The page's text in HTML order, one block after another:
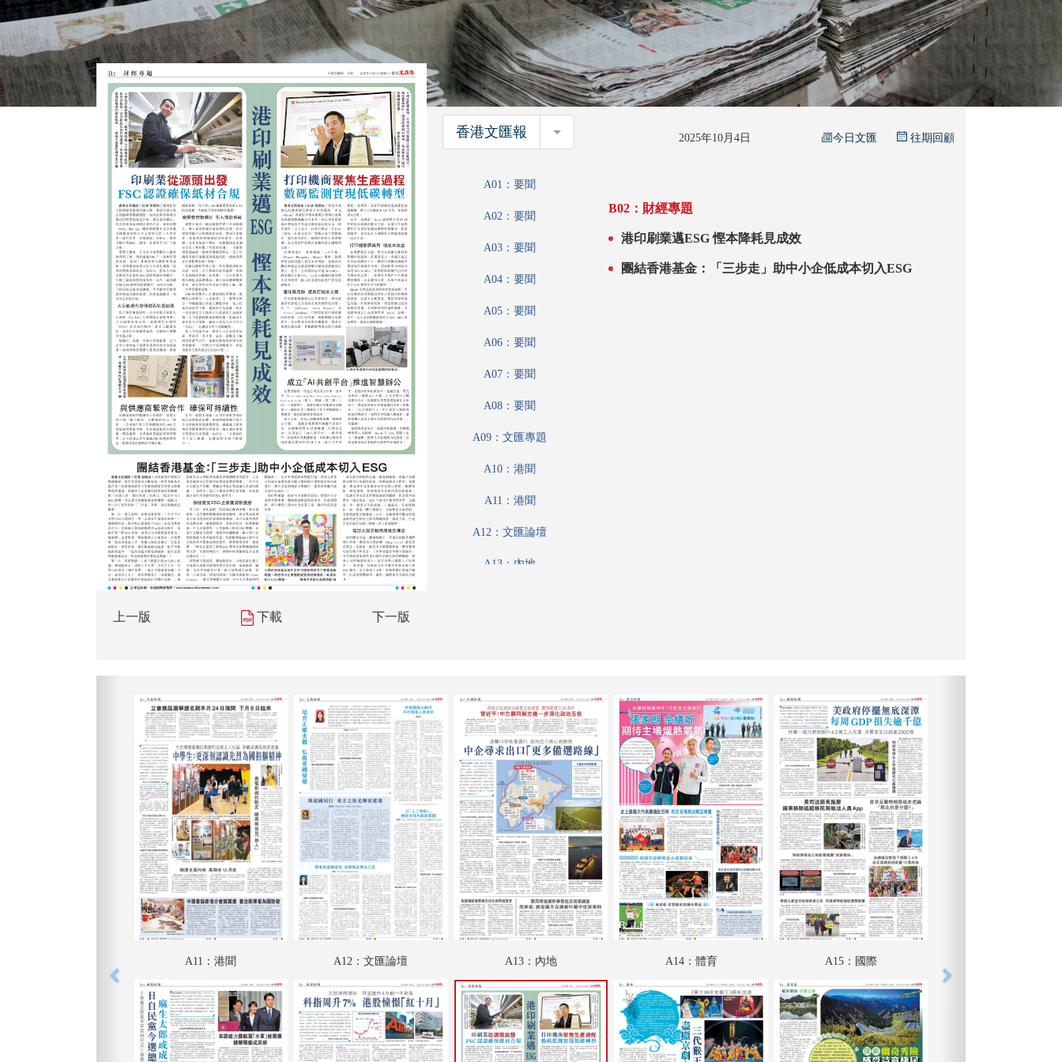
上一版 下載 下一版
香港文匯報 香港文匯報 2025年10月4日 今日文匯 往期回顧
A01：要聞
A02：要聞
A03：要聞
A04：要聞
A05：要聞
A06：要聞
A07：要聞
A08：要聞
A09：文匯專題
A10：港聞
A11：港聞
A12：文匯論壇
A13：內地
B02：財經專題
B03：藝粹
B04：愛漫遊
B05：名家匯
B06：文匯園
B07：娛樂
B08：娛樂
C01：文匯馬經
C03：文匯馬經
C04：文匯馬經
B02：財經專題
港印刷業邁ESG 慳本降耗見成效
團結香港基金：「三步走」助中小企低成本切入ESG
A11：港聞 A12：文匯論壇 A13：內地 A14：體育 A15：國際